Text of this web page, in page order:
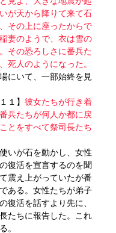
が天から降りて来て石
その上に座ったからで
妻のようで、衣は雪の
その恐ろしさに番兵た
死人のようになった。
にいて、一部始終を見
１】 彼女たちが行き着
兵たちが何人か都に戻
とをすべて祭司長たち
いが石を動かし、女性
復活を宣言するのを聞
震え上がっていたが番
ある。女性たちが弟子
復活を話すより先に、
たちに報告した。これ
。